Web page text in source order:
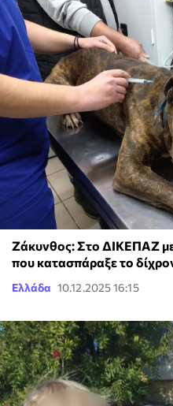
Ζάκυνθος: Στο ΔΙΚΕΠΑΖ
που κατασπάραξε το
Ελλάδα 10.12.2025 16:15